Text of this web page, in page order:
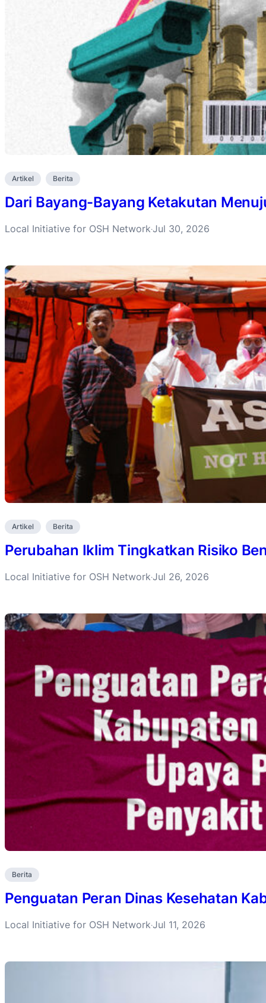
Artikel Berita
Dari Bayang-Bayang Ketakutan
Local Initiative for OSH Network·Jul 30, 2026
Artikel Berita
Perubahan Iklim Tingkatkan Risiko
Local Initiative for OSH Network·Jul 26, 2026
Berita
Penguatan Peran Dinas Kesehatan
Local Initiative for OSH Network·Jul 11, 2026